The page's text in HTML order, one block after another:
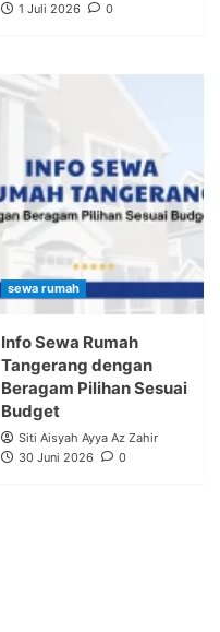
1 Juli 2026
0
sewa rumah
Info Sewa Rumah
Tangerang dengan
Beragam Pilihan Sesuai
Budget
Siti Aisyah Ayya Az Zahir
30 Juni 2026
0